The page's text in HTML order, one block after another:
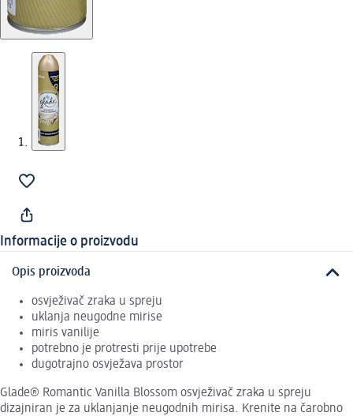
Informacije o proizvodu
Opis proizvoda
osvježivač zraka u spreju
uklanja neugodne mirise
miris vanilije
potrebno je protresti prije upotrebe
dugotrajno osvježava prostor
Glade® Romantic Vanilla Blossom osvježivač zraka u spreju
dizajniran je za uklanjanje neugodnih mirisa. Krenite na čarobno